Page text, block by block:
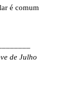
é comum
de Julho